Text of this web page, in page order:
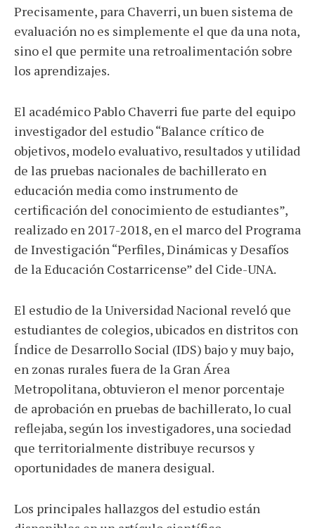
Precisamente, para Chaverri, un buen sistema de
evaluación no es simplemente el que da una nota,
sino el que permite una retroalimentación sobre
los aprendizajes.
El académico Pablo Chaverri fue parte del equipo
investigador del estudio “Balance crítico de
objetivos, modelo evaluativo, resultados y utilidad
de las pruebas nacionales de bachillerato en
educación media como instrumento de
certificación del conocimiento de estudiantes”,
realizado en 2017-2018, en el marco del Programa
de Investigación “Perfiles, Dinámicas y Desafíos
de la Educación Costarricense” del Cide-UNA.
El estudio de la Universidad Nacional reveló que
estudiantes de colegios, ubicados en distritos con
Índice de Desarrollo Social (IDS) bajo y muy bajo,
en zonas rurales fuera de la Gran Área
Metropolitana, obtuvieron el menor porcentaje
de aprobación en pruebas de bachillerato, lo cual
reflejaba, según los investigadores, una sociedad
que territorialmente distribuye recursos y
oportunidades de manera desigual.
Los principales hallazgos del estudio están